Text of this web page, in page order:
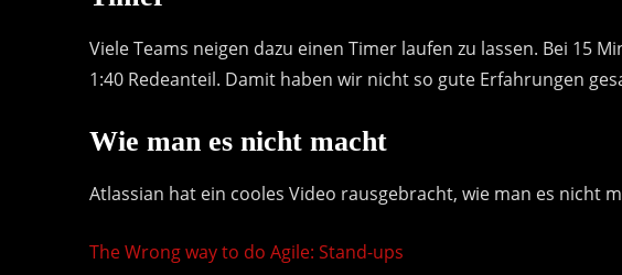
Viele Teams neigen dazu einen Timer laufen zu lassen. Bei 15
1:40 Redeanteil. Damit haben wir nicht so gute Erfahrungen
Wie man es nicht macht
Atlassian hat ein cooles Video rausgebracht, wie man es nicht
The Wrong way to do Agile: Stand-ups